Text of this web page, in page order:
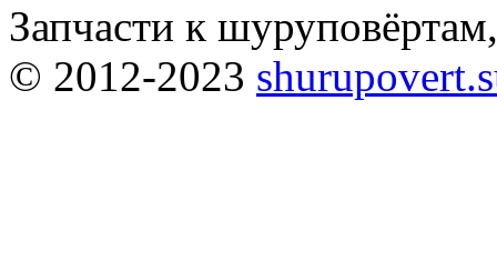
Запчасти к
© 2012-2023